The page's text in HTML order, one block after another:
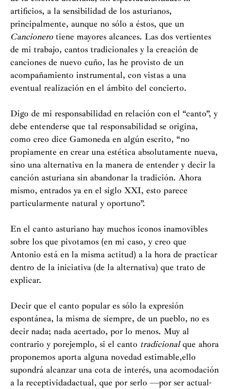
artificios, a la sensibilidad de los asturianos,
principalmente, aunque no sólo a éstos, que un
Cancionero tiene mayores alcances. Las dos vertientes
de mi trabajo, cantos tradicionales y la creación de
canciones de nuevo cuño, las he provisto de un
acompañamiento instrumental, con vistas a una
eventual realización en el ámbito del concierto.
Digo de mi responsabilidad en relación con el “canto”, y
debe entenderse que tal responsabilidad se origina,
como creo dice Gamoneda en algún escrito, “no
propiamente en crear una estética absolutamente nueva,
sino una alternativa en la manera de entender y decir la
canción asturiana sin abandonar la tradición. Ahora
mismo, entrados ya en el siglo XXI, esto parece
particularmente natural y oportuno”.
En el canto asturiano hay muchos iconos inamovibles
sobre los que pivotamos (en mi caso, y creo que
Antonio está en la misma actitud) a la hora de practicar
dentro de la iniciativa (de la alternativa) que trato de
explicar.
Decir que el canto popular es sólo la expresión
espontánea, la misma de siempre, de un pueblo, no es
decir nada; nada acertado, por lo menos. Muy al
contrario y porejemplo, si el canto tradicionalque ahora
proponemos aporta alguna novedad estimable,ello
supondrá alcanzar una cota de interés, una acomodación
a la receptividadactual, que por serlo —por ser actual-